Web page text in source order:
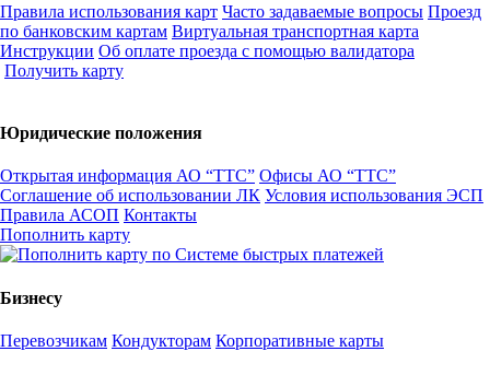
Правила использования карт Часто задаваемые вопросы Проезд
по банковским картам Виртуальная транспортная карта
Инструкции Об оплате проезда с помощью валидатора
Получить карту
Юридические положения
Открытая информация АО “ТТС” Офисы АО “ТТС”
Соглашение об использовании ЛК Условия использования ЭСП
Правила АСОП Контакты
Пополнить карту
Бизнесу
Перевозчикам Кондукторам Корпоративные карты